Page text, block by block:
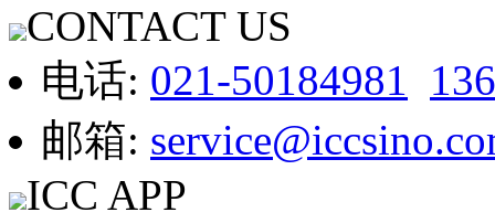
CONTACT US
电话: 021-50184981
邮箱:
ICC APP